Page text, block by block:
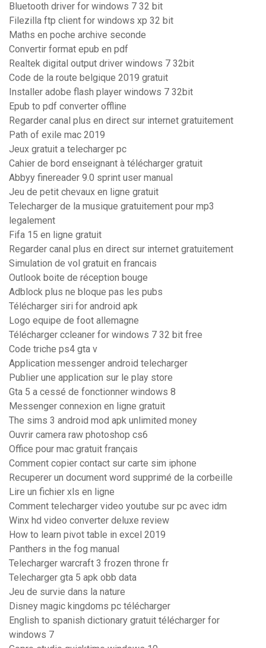
Bluetooth driver for windows 7 32 bit
Filezilla ftp client for windows xp 32 bit
Maths en poche archive seconde
Convertir format epub en pdf
Realtek digital output driver windows 7 32bit
Code de la route belgique 2019 gratuit
Installer adobe flash player windows 7 32bit
Epub to pdf converter offline
Regarder canal plus en direct sur internet gratuitement
Path of exile mac 2019
Jeux gratuit a telecharger pc
Cahier de bord enseignant à télécharger gratuit
Abbyy finereader 9.0 sprint user manual
Jeu de petit chevaux en ligne gratuit
Telecharger de la musique gratuitement pour mp3
legalement
Fifa 15 en ligne gratuit
Regarder canal plus en direct sur internet gratuitement
Simulation de vol gratuit en francais
Outlook boite de réception bouge
Adblock plus ne bloque pas les pubs
Télécharger siri for android apk
Logo equipe de foot allemagne
Télécharger ccleaner for windows 7 32 bit free
Code triche ps4 gta v
Application messenger android telecharger
Publier une application sur le play store
Gta 5 a cessé de fonctionner windows 8
Messenger connexion en ligne gratuit
The sims 3 android mod apk unlimited money
Ouvrir camera raw photoshop cs6
Office pour mac gratuit français
Comment copier contact sur carte sim iphone
Recuperer un document word supprimé de la corbeille
Lire un fichier xls en ligne
Comment telecharger video youtube sur pc avec idm
Winx hd video converter deluxe review
How to learn pivot table in excel 2019
Panthers in the fog manual
Telecharger warcraft 3 frozen throne fr
Telecharger gta 5 apk obb data
Jeu de survie dans la nature
Disney magic kingdoms pc télécharger
English to spanish dictionary gratuit télécharger for
windows 7